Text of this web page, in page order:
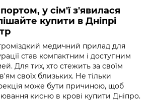
у сім'ї з'явилася
купити в Дніпрі
медичний прилад для
став компактним і доступним
Для тих, хто стежить за своїм
своїх близьких. Не тільки
може бути причиною, щоб
кисню в крові купити Дніпро.